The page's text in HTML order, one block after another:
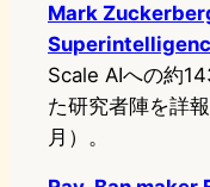
Mark
Scale AIへの約
た研究者陣を詳
月）。